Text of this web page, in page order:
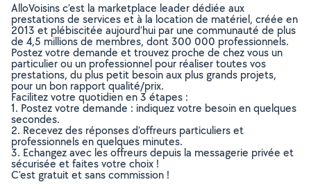
AlloVoisins c’est la marketplace leader dédiée aux
prestations de services et à la location de matériel, créée en
2013 et plébiscitée aujourd’hui par une communauté de plus
de 4,5 millions de membres, dont 300 000 professionnels.
Postez votre demande et trouvez proche de chez vous un
particulier ou un professionnel pour réaliser toutes vos
prestations, du plus petit besoin aux plus grands projets,
pour un bon rapport qualité/prix.
Facilitez votre quotidien en 3 étapes :
1. Postez votre demande : indiquez votre besoin en quelques
secondes.
2. Recevez des réponses d’offreurs particuliers et
professionnels en quelques minutes.
3. Echangez avec les offreurs depuis la messagerie privée et
sécurisée et faites votre choix !
C’est gratuit et sans commission !